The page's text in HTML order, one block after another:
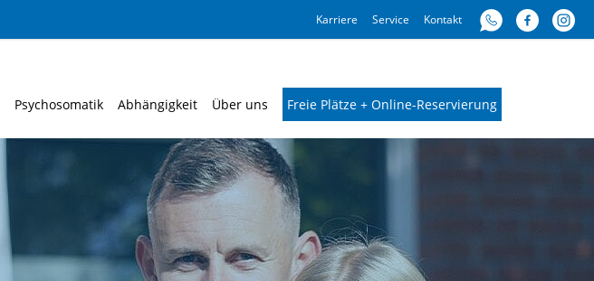
Karriere Service Kontakt
Psychosomatik Abhängigkeit Über uns Freie Plätze + Online-Reservierung